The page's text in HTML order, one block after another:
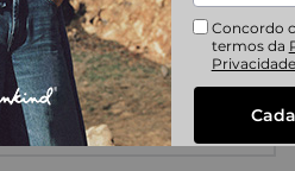
Concordo
termos da
Privacidade